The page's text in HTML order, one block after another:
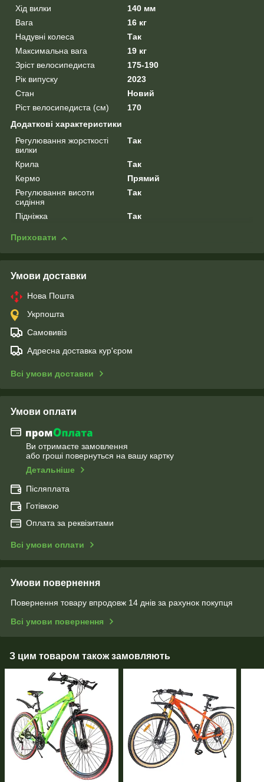
Хід вилки
140 мм
Вага
16 кг
Надувні колеса
Так
Максимальна вага
19 кг
Зріст велосипедиста
175-190
Рік випуску
2023
Стан
Новий
Ріст велосипедиста (см)
170
Додаткові характеристики
Регулювання жорсткості
вилки
Так
Крила
Так
Кермо
Прямий
Регулювання висоти
сидіння
Так
Підніжка Так
Приховати
Умови доставки
Нова Пошта
Укрпошта
Самовивіз
Адресна доставка кур'єром
Всі умови доставки
Умови оплати
Ви отримаєте замовлення
або гроші повернуться на вашу картку
Детальніше
Післяплата
Готівкою
Оплата за реквізитами
Всі умови оплати
Умови повернення
Повернення товару впродовж 14 днів за рахунок покупця
Всі умови повернення
З цим товаром також замовляють